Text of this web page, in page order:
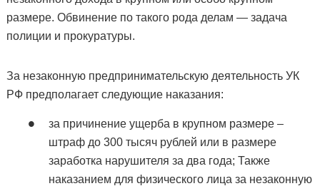
размере. Обвинение по такого рода делам — задача
полиции и прокуратуры.
За незаконную предпринимательскую деятельность УК
РФ предполагает следующие наказания:
за причинение ущерба в крупном размере –
штраф до 300 тысяч рублей или в размере
заработка нарушителя за два года; Также
наказанием для физического лица за незаконную